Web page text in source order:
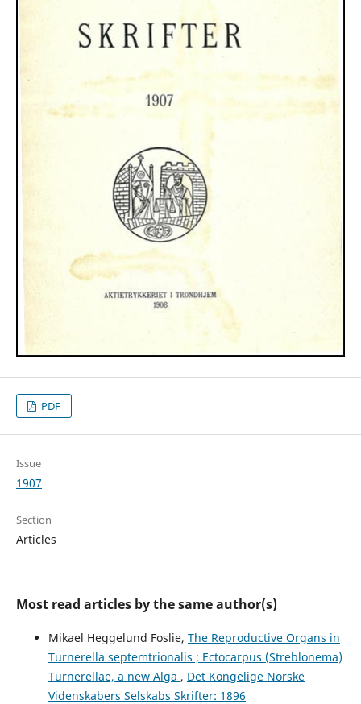
PDF
Issue
1907
Section
Articles
Most read articles by the same author(s)
Mikael Heggelund Foslie, The Reproductive Organs in
Turnerella septemtrionalis ; Ectocarpus (Streblonema)
Turnerellae, a new Alga , Det Kongelige Norske
Videnskabers Selskabs Skrifter: 1896